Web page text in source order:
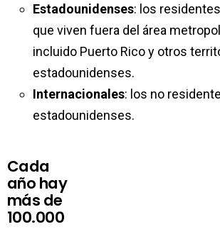
Estadounidenses: los
que viven fuera del área
incluido Puerto Rico y otros
estadounidenses.
Internacionales: los no
estadounidenses.
Cada
año hay
más de
100.000